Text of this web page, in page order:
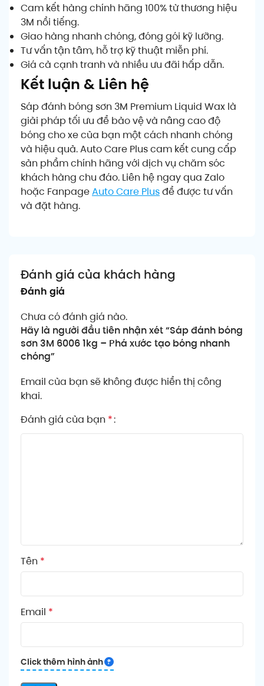
Cam kết hàng chính hãng 100% từ thương hiệu
3M nổi tiếng.
Giao hàng nhanh chóng, đóng gói kỹ lưỡng.
Tư vấn tận tâm, hỗ trợ kỹ thuật miễn phí.
Giá cả cạnh tranh và nhiều ưu đãi hấp dẫn.
Kết luận & Liên hệ
Sáp đánh bóng sơn 3M Premium Liquid Wax là
giải pháp tối ưu để bảo vệ và nâng cao độ
bóng cho xe của bạn một cách nhanh chóng
và hiệu quả. Auto Care Plus cam kết cung cấp
sản phẩm chính hãng với dịch vụ chăm sóc
khách hàng chu đáo. Liên hệ ngay qua Zalo
hoặc FanpageAuto Care Plusđể được tư vấn
và đặt hàng.
Đánh giá của khách hàng
Đánh giá
Chưa có đánh giá nào.
Hãy là người đầu tiên nhận xét “Sáp đánh bóng
sơn 3M 6006 1kg – Phá xước tạo bóng nhanh
chóng”
Email của bạn sẽ không được hiển thị công
khai.
Đánh giá của bạn *
Tên *
Email *
Click thêm hình ảnh